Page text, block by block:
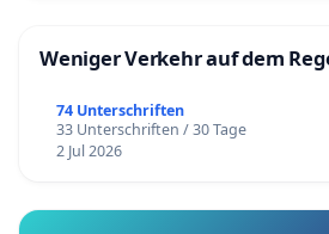
Rosemary Smeets und Gustaaf
Anita Stettler, Comano / Zürich
Peter Vock, Wohlen / Rigi Kaltbad
Stanislaus von Moos,
Weniger Verkehr auf dem
74 Unterschriften
33 Unterschriften / 30 Tage
2 Jul 2026